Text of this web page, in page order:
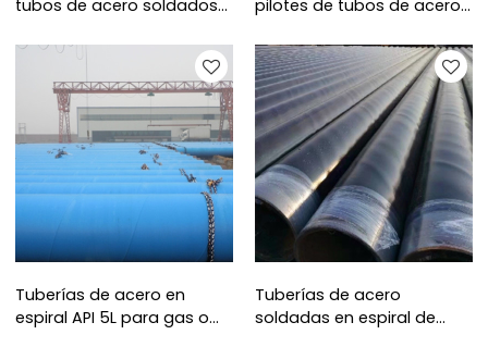
tubos de acero soldados
pilotes de tubos de acero-
espiral
Tuberías de acero en
espiral API 5L para gas o
Tuberías de acero
soldadas en espiral de